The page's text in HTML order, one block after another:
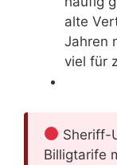
alte
Jahren
viel für
Sheriff-
Billigtarife